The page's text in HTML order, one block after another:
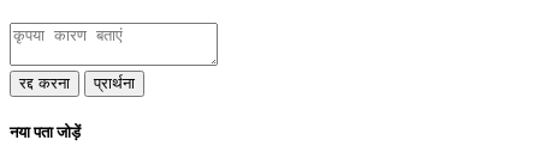
रद्द करना प्रार्थना
नया पता जोड़ें